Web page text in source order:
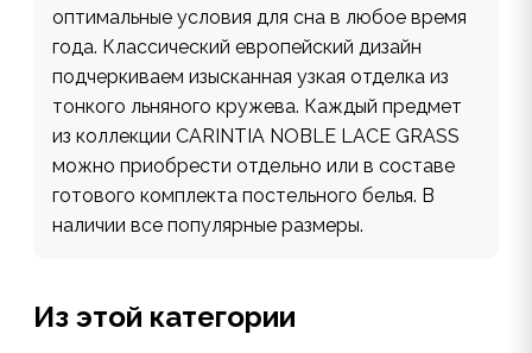
оптимальные условия для сна в любое время
года. Классический европейский дизайн
подчеркиваем изысканная узкая отделка из
тонкого льняного кружева. Каждый предмет
из коллекции CARINTIA NOBLE LACE GRASS
можно приобрести отдельно или в составе
готового комплекта постельного белья. В
наличии все популярные размеры.
Из этой категории